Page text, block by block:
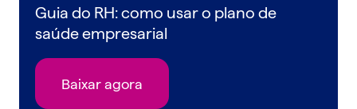
Guia do RH: como usar o plano de
saúde empresarial
Baixar agora